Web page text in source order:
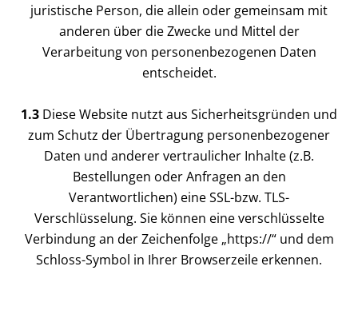
juristische Person, die allein oder gemeinsam mit
anderen über die Zwecke und Mittel der
Verarbeitung von personenbezogenen Daten
entscheidet.
1.3 Diese Website nutzt aus Sicherheitsgründen und
zum Schutz der Übertragung personenbezogener
Daten und anderer vertraulicher Inhalte (z.B.
Bestellungen oder Anfragen an den
Verantwortlichen) eine SSL-bzw. TLS-
Verschlüsselung. Sie können eine verschlüsselte
Verbindung an der Zeichenfolge „https://“ und dem
Schloss-Symbol in Ihrer Browserzeile erkennen.